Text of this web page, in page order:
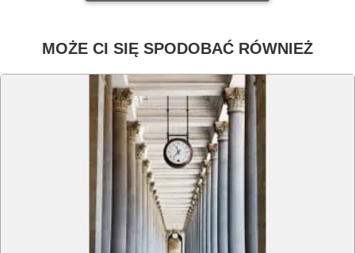
MOŻE CI SIĘ SPODOBAĆ RÓWNIEŻ